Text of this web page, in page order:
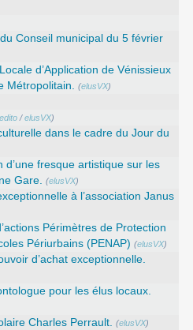
Conseil municipal du 5 février
d’Application de Vénissieux
Métropolitain. (elusVX)
edito /elusVX)
dans le cadre du Jour du
fresque artistique sur les
Gare. (elusVX)
à l’association Janus
Périmètres de Protection
Périurbains (PENAP) (elusVX)
d’achat exceptionnelle.
pour les élus locaux.
Charles Perrault. (elusVX)